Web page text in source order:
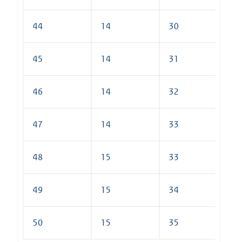
44 14 30
45 14 31
46 14 32
47 14 33
48 15 33
49 15 34
50 15 35